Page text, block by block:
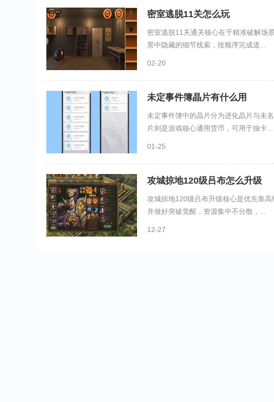
密室逃脱11关怎么玩
密室逃脱11关通关核心在于精准破解场
景中隐藏的细节线索，按顺序完成道...
02-20
未定事件簿晶片有什么用
未定事件簿中的晶片分为进化晶片与未
片则是游戏核心通用货币，可用于抽卡...
01-25
攻城掠地120级吕布怎么升级
攻城掠地120级吕布升级核心是优先靠
并做好突破觉醒，资源集中不分散，...
12-27